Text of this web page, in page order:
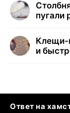
пугали
Клещи-
и
Ответ на